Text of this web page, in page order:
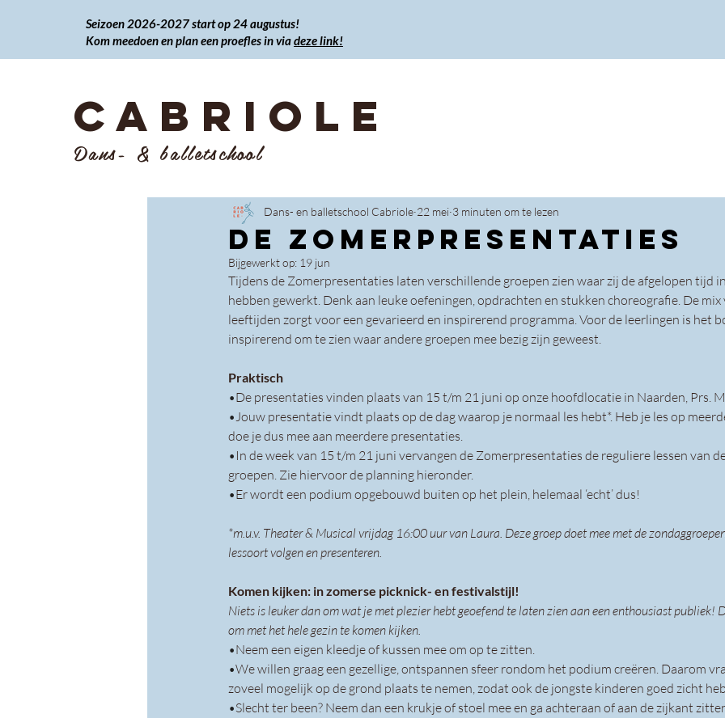
Seizoen 2026-2027 start op 24 augustus!
Kom meedoen en plan een proefles in viadeze link!
CABRIOLE
Dans- & balletschool
De Zomerpresentaties
Dans- en balletschool Cabriole 22 mei 3 minuten om te lezen
Bijgewerkt op: 19 jun
Tijdens de Zomerpresentaties laten verschillende groepen zien waar zij de afgelopen tijd
hebben gewerkt. Denk aan leuke oefeningen, opdrachten en stukken choreografie. De mix
leeftijden zorgt voor een gevarieerd en inspirerend programma. Voor de leerlingen is het
inspirerend om te zien waar andere groepen mee bezig zijn geweest.
Praktisch
•De presentaties vinden plaats van 15 t/m 21 juni op onze hoofdlocatie in Naarden, Prs.
•Jouw presentatie vindt plaats op de dag waarop je normaal les hebt*. Heb je les op
doe je dus mee aan meerdere presentaties.
• In de week van 15 t/m 21 juni vervangen de Zomerpresentaties de reguliere lessen van
groepen. Zie hiervoor de planning hieronder.
•Er wordt een podium opgebouwd buiten op het plein, helemaal ‘echt’ dus!
*m.u.v. Theater & Musical vrijdag 16:00 uur van Laura. Deze groep doet mee met de
lessoort volgen en presenteren.
Komen kijken: in zomerse picknick- en festivalstijl!
Niets is leuker dan om wat je met plezier hebt geoefend te laten zien aan een enthousiast publiek!
om met het hele gezin te komen kijken.
•Neem een eigen kleedje of kussen mee om op te zitten.
•We willen graag een gezellige, ontspannen sfeer rondom het podium creëren. Daarom
zoveel mogelijk op de grond plaats te nemen, zodat ook de jongste kinderen goed zicht
•Slecht ter been? Neem dan een krukje of stoel mee en ga achteraan of aan de zijkant